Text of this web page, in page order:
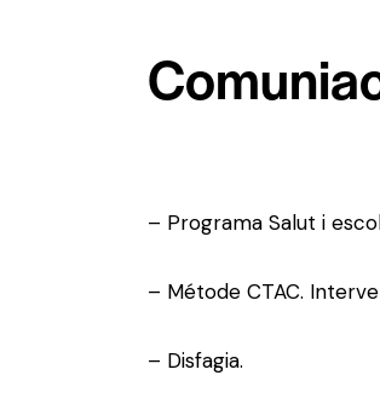
– Programa Salut i
– Métode CTAC.
– Disfagia.